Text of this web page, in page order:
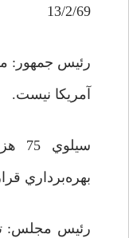
13/2/69
رئيس جمهور:
آمريکا نيست.
بهره‌برداري
رئيس مجلس: